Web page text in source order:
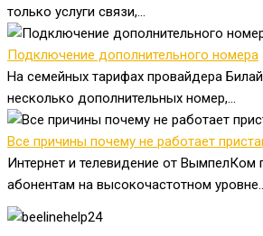
только услуги связи,...
Подключение дополнительного номера
На семейных тарифах провайдера
несколько дополнительных номер,...
Все причины почему не работает
Интернет и телевидение от ВымпелКом
абонентам на высокочастотном